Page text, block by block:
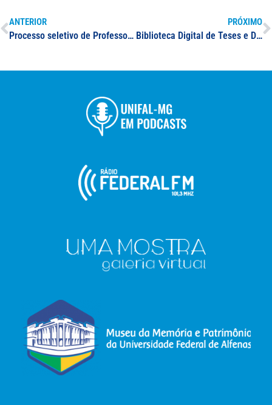
ANTERIOR
Processo seletivo de Professor(a) Substituto(a) na área de avaliação da Medicina I, II e III ou áreas afins
PRÓXIMO
Biblioteca Digital de Teses e Dissertações da UNIFAL-MG integra diretório internacional de repositórios digitais OpenDOAR